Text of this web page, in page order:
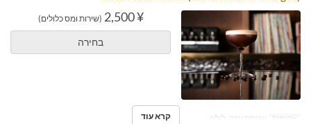
¥ 2,500 (שירות ומס כלולים)
בחירה
ארוחות ארוחת ערב, לילה קרא עוד